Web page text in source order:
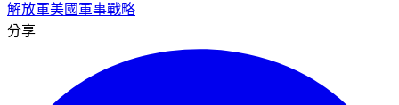
解放軍美國軍事戰略
分享